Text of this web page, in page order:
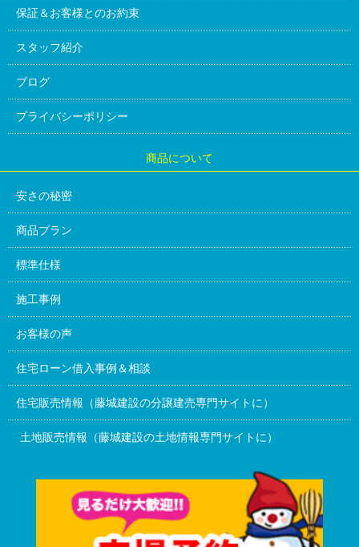
保証＆お客様とのお約束
スタッフ紹介
ブログ
プライバシーポリシー
商品について
安さの秘密
商品プラン
標準仕様
施工事例
お客様の声
住宅ローン借入事例＆相談
住宅販売情報（藤城建設の分譲建売専門サイトに）
土地販売情報（藤城建設の土地情報専門サイトに）